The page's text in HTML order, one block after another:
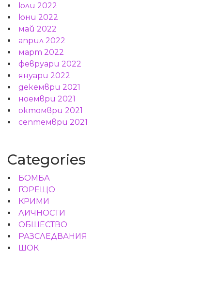
юли 2022
юни 2022
май 2022
април 2022
март 2022
февруари 2022
януари 2022
декември 2021
ноември 2021
октомври 2021
септември 2021
Categories
БОМБА
ГОРЕЩО
КРИМИ
ЛИЧНОСТИ
ОБЩЕСТВО
РАЗСЛЕДВАНИЯ
ШОК